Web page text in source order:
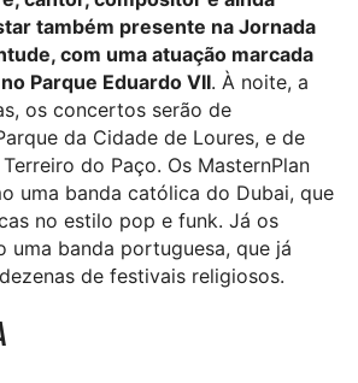
também presente na Jornada
com uma atuação marcada
Parque Eduardo VII. À noite, a
os concertos serão de
da Cidade de Loures, e de
do Paço. Os MasternPlan
uma banda católica do Dubai, que
no estilo pop e funk. Já os
uma banda portuguesa, que já
de festivais religiosos.